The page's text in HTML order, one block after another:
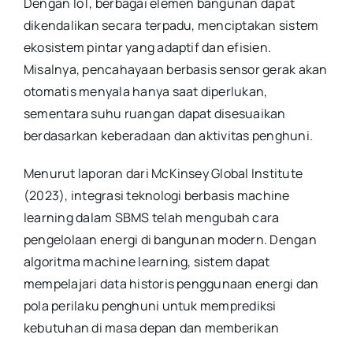
dikendalikan secara terpadu, menciptakan sistem
ekosistem pintar yang adaptif dan efisien.
Misalnya, pencahayaan berbasis sensor gerak akan
otomatis menyala hanya saat diperlukan,
sementara suhu ruangan dapat disesuaikan
berdasarkan keberadaan dan aktivitas penghuni.
Menurut laporan dari McKinsey Global Institute
(2023), integrasi teknologi berbasis machine
learning dalam SBMS telah mengubah cara
pengelolaan energi di bangunan modern. Dengan
algoritma machine learning, sistem dapat
mempelajari data historis penggunaan energi dan
pola perilaku penghuni untuk memprediksi
kebutuhan di masa depan dan memberikan